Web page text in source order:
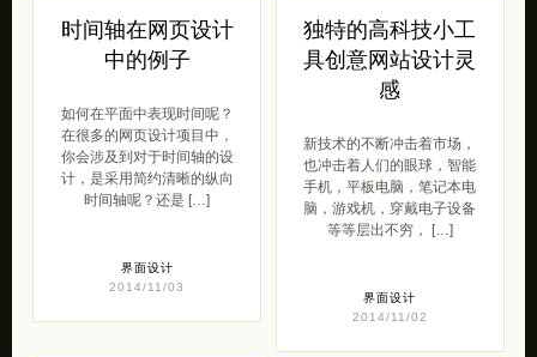
时间轴在网页设计
中的例子
如何在平面中表现时间呢？
在很多的网页设计项目中，
你会涉及到对于时间轴的设
计，是采用简约清晰的纵向
时间轴呢？还是 […]
界面设计
2014/11/03
独特的高科技小工
具创意网站设计灵
感
新技术的不断冲击着市场，
也冲击着人们的眼球，智能
手机，平板电脑，笔记本电
脑，游戏机，穿戴电子设备
等等层出不穷， […]
界面设计
2014/11/02